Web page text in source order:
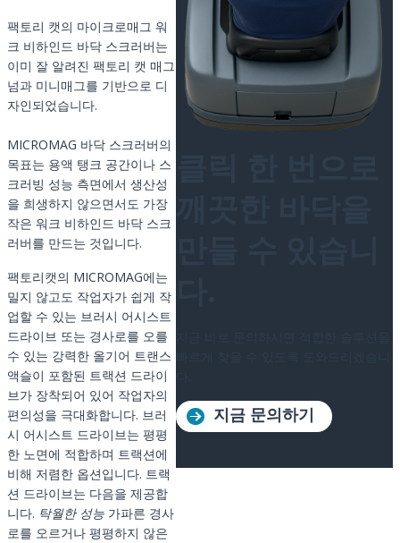
팩토리 캣의 마이크로매그 워
크 비하인드 바닥 스크러버는
이미 잘 알려진 팩토리 캣 매그
넘과 미니매그를 기반으로 디
자인되었습니다.
MICROMAG 바닥 스크러버의
목표는 용액 탱크 공간이나 스
크러빙 성능 측면에서 생산성
을 희생하지 않으면서도 가장
작은 워크 비하인드 바닥 스크
러버를 만드는 것입니다.
팩토리캣의 MICROMAG에는
밀지 않고도 작업자가 쉽게 작
업할 수 있는 브러시 어시스트
드라이브 또는 경사로를 오를
수 있는 강력한 올기어 트랜스
액슬이 포함된 트랙션 드라이
브가 장착되어 있어 작업자의
편의성을 극대화합니다. 브러
시 어시스트 드라이브는 평평
한 노면에 적합하며 트랙션에
비해 저렴한 옵션입니다. 트랙
션 드라이브는 다음을 제공합
니다. 탁월한 성능 가파른 경사
로를 오르거나 평평하지 않은
지금 문의하기